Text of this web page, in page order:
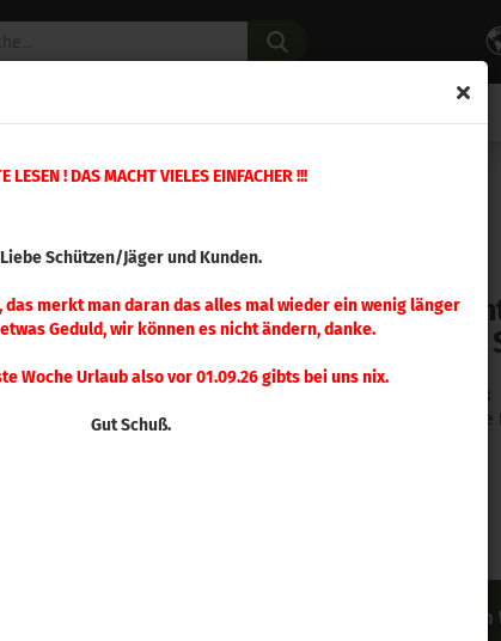
LESEN ! DAS MACHT VIELES EINFACHER !!!
Liebe Schützen/Jäger und Kunden.
das merkt man daran das alles mal wieder ein wenig länger
Geduld, wir können es nicht ändern, danke.
Woche Urlaub also vor 01.09.26 gibts bei uns nix.
Gut Schuß.
Tournament Master 180 gr 100 Stück
180 gr 100
Lieferzeit:
1
In